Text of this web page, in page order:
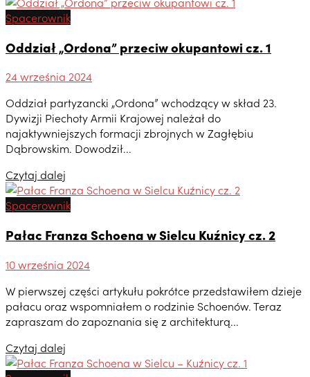
Spacerownik
Oddział „Ordona” przeciw okupantowi cz. 1
24 września 2024
Oddział partyzancki „Ordona” wchodzący w skład 23.
Dywizji Piechoty Armii Krajowej należał do
najaktywniejszych formacji zbrojnych w Zagłębiu
Dąbrowskim. Dowodził...
Czytaj dalej
Spacerownik
Pałac Franza Schoena w Sielcu Kuźnicy cz. 2
10 września 2024
W pierwszej części artykułu pokrótce przedstawiłem dzieje
pałacu oraz wspomniałem o rodzinie Schoenów. Teraz
zapraszam do zapoznania się z architekturą...
Czytaj dalej